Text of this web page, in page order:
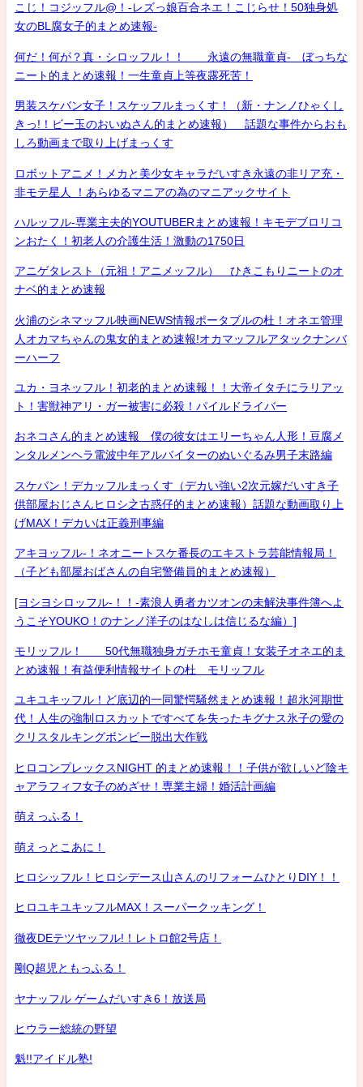
こじ！コジッフル@！-レズっ娘百合ネエ！こじらせ！50独身処
女のBL腐女子的まとめ速報-
何だ！何が？真・シロッフル！！ 永遠の無職童貞- ぼっちな
ニート的まとめ速報！一生童貞上等夜露死苦！
男装スケバン女子！スケッフルまっくす！（新・ナンノひゃくし
きっ!！ビー玉のおいぬさん的まとめ速報） 話題な事件からおも
しろ動画まで取り上げまっくす
ロボットアニメ！メカと美少女キャラだいすき永遠の非リア充・
非モテ星人 ！あらゆるマニアの為のマニアックサイト
ハルッフル-専業主夫的YOUTUBERまとめ速報！キモデブロリコ
ンおたく！初老人の介護生活！激動の1750日
アニゲタレスト（元祖！アニメッフル） ひきこもりニートのオ
ナベ的まとめ速報
火浦のシネマッフル映画NEWS情報ポータブルの杜！オネエ管理
人オカマちゃんの鬼女的まとめ速報!オカマッフルアタックナンバ
ーハーフ
ユカ・ヨネッフル！初老的まとめ速報！！大帝イタチにラリアッ
ト！害獣神アリ・ガー被害に必殺！パイルドライバー
おネコさん的まとめ速報 僕の彼女はエリーちゃん人形！豆腐メ
ンタルメンヘラ電波中年アルバイターのぬいぐるみ男子末路編
スケバン！デカッフルまっくす（デカい強い2次元嫁だいすき子
供部屋おじさんヒロシ之古惑仔的まとめ速報）話題な動画取り上
げMAX！デカいは正義刑事編
アキヨッフル-！ネオニートスケ番長のエキストラ芸能情報局！
（子ども部屋おばさんの自宅警備員的まとめ速報）
[ヨシヨシロッフル-！！-素浪人勇者カツオンの未解決事件簿へよ
うこそYOUKO！のナンノ洋子のはなしは信じるな編）]
モリッフル！ 50代無職独身ガチホモ童貞！女装子オネエ的ま
とめ速報！有益便利情報サイトの杜 モリッフル
ユキユキッフル！ど底辺的一同驚愕騒然まとめ速報！超氷河期世
代！人生の強制ロスカットですべてを失ったキグナス氷子の愛の
クリスタルキングボンビー脱出大作戦
ヒロコンプレックスNIGHT 的まとめ速報！！子供が欲しいど陰キ
ャアラフィフ女子のめざせ！専業主婦！婚活計画編
萌えっふる！
萌えっとこあに！
ヒロシッフル！ヒロシデース山さんのリフォームひとりDIY！！
ヒロユキユキッフルMAX！スーパークッキング！
徹夜DEテツヤッフル!！レトロ館2号店！
剛Q超児ともっふる！
ヤナッフル ゲームだいすき6！放送局
ヒウラー総統の野望
魁!!アイドル塾!